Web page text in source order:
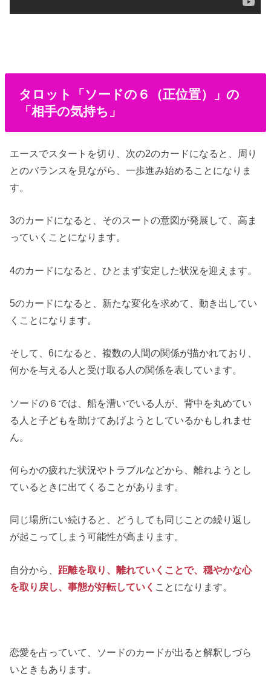
タロット「ソードの６（正位置）」の
「相手の気持ち」
エースでスタートを切り、次の2のカードになると、周り
とのバランスを見ながら、一歩進み始めることになりま
す。
3のカードになると、そのスートの意図が発展して、高ま
っていくことになります。
4のカードになると、ひとまず安定した状況を迎えます。
5のカードになると、新たな変化を求めて、動き出してい
くことになります。
そして、6になると、複数の人間の関係が描かれており、
何かを与える人と受け取る人の関係を表しています。
ソードの６では、船を漕いでいる人が、背中を丸めてい
る人と子どもを助けてあげようとしているかもしれませ
ん。
何らかの疲れた状況やトラブルなどから、離れようとし
ているときに出てくることがあります。
同じ場所にい続けると、どうしても同じことの繰り返し
が起こってしまう可能性が高まります。
自分から、 距離を取り、離れていくことで、穏やかな心
を取り戻し、事態が好転していく ことになります。
恋愛を占っていて、ソードのカードが出ると解釈しづら
いときもあります。